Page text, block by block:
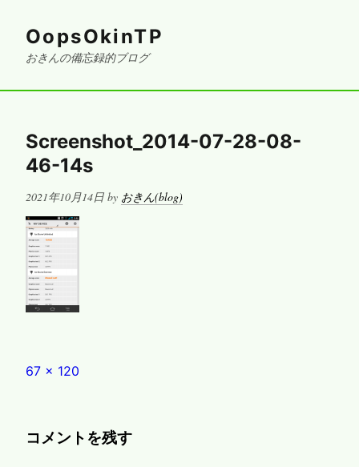
OopsOkinTP
おきんの備忘録的ブログ
Screenshot_2014-07-28-08-
46-14s
Posted
2021年10月14日 by おきん(blog)
Full
67 × 120
コメントを残す